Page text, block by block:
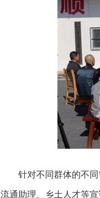
针对不同群体的不
流通助理、乡土人才等